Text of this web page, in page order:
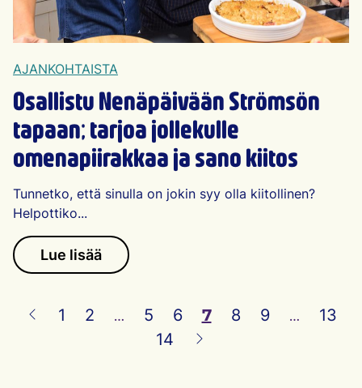
AJANKOHTAISTA
Osallistu Nenäpäivään Strömsön
tapaan; tarjoa jollekulle
omenapiirakkaa ja sano kiitos
Tunnetko, että sinulla on jokin syy olla kiitollinen?
Helpottiko...
Lue lisää
Edellinen sivu
1 2 … 5 6 7 8 9 …
13
14